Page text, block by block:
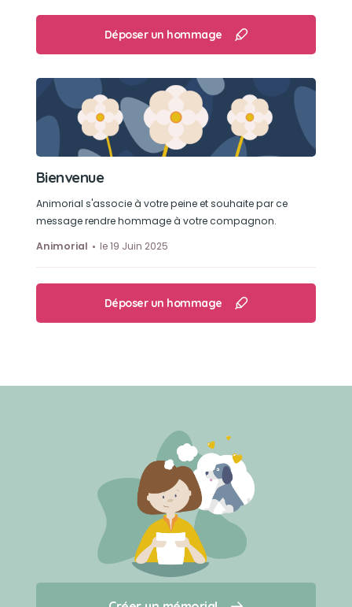
Créer un mémorial
Son loisir préféréDéposer un hommage
Bienvenue
Animorial s'associe à votre peine et souhaite par ce
message rendre hommage à votre compagnon.
Animorial
le 19 Juin 2025
Déposer un hommage